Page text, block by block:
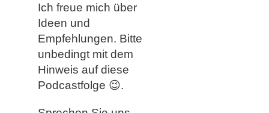
Ich freue mich über
Ideen und
Empfehlungen. Bitte
unbedingt mit dem
Hinweis auf diese
Podcastfolge 😉.